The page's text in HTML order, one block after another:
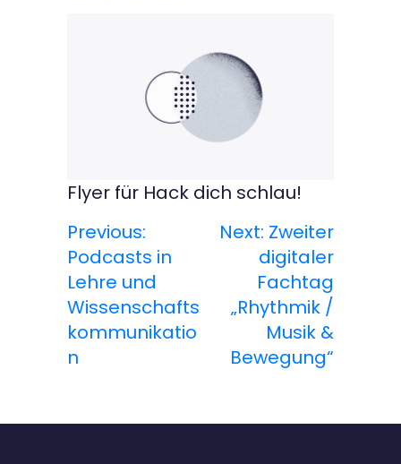
Flyer für Hack dich schlau!
B
e
i
t
Previous:
Podcasts in
Lehre und
Wissenschafts
kommunikatio
n
Next: Zweiter
digitaler
Fachtag
„Rhythmik /
Musik &
Bewegung“